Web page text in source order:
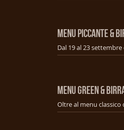
MENU PICCANTE &
MENU GREEN &